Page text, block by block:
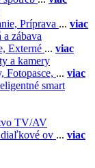
Príprava ... viac
zábava
Externé ... viac
a kamery
Fotopasce, ... viac
smart
TV/AV
ov ... viac